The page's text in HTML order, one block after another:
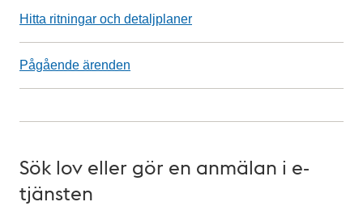
Hitta ritningar och detaljplaner
Pågående ärenden
Sök lov eller gör en anmälan i e-
tjänsten